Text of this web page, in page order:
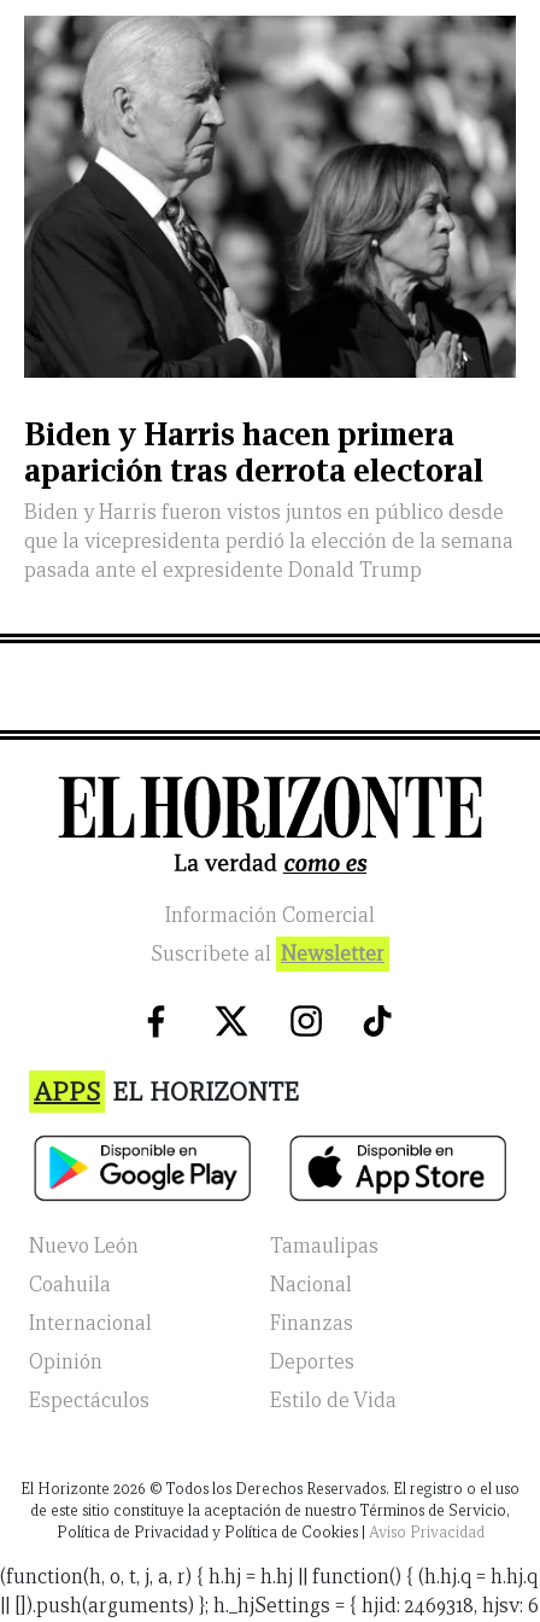
Biden y Harris hacen primera
aparición tras derrota electoral
Biden y Harris fueron vistos juntos en público desde
que la vicepresidenta perdió la elección de la semana
pasada ante el expresidente Donald Trump
Información Comercial
Suscribete al Newsletter
APPS EL HORIZONTE
Nuevo León
Tamaulipas
Coahuila
Nacional
Internacional
Finanzas
Opinión
Deportes
Espectáculos
Estilo de Vida
El Horizonte 2026 © Todos los Derechos Reservados. El registro o el uso
de este sitio constituye la aceptación de nuestro Términos de Servicio,
Política de Privacidad y Política de Cookies | Aviso Privacidad
(function(h, o, t, j, a, r) { h.hj = h.hj || function() { (h.hj.q = h.hj.q
|| []).push(arguments) }; h._hjSettings = { hjid: 2469318, hjsv: 6